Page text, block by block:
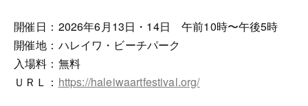
開催日：2026年6月13日・14日 午前10時〜午後5時
開催地：ハレイワ・ビーチパーク
入場料：無料
ＵＲＬ： https://haleiwaartfestival.org/